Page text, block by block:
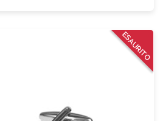
ESAURITO